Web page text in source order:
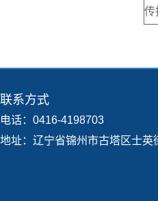
传
联系方式
电话：0416-4198703
地址：辽宁省锦州市古塔区士英